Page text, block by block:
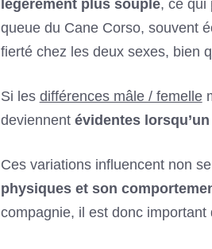
légèrement plus souple, ce qui
queue du Cane Corso, souvent
fierté chez les deux sexes, bien
Si les différences mâle / femelle
deviennent évidentes
Ces variations influencent non
physiques et son
compagnie, il est donc